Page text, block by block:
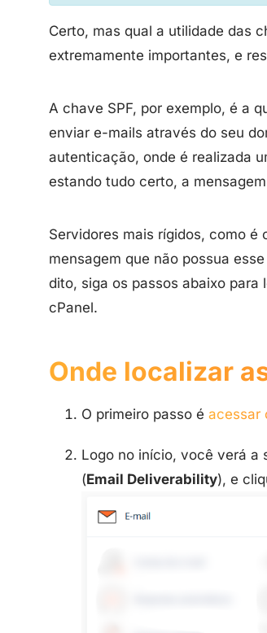
Certo, mas qual a utilidade das
extremamente importantes, e
A chave SPF, por exemplo, é a
enviar e-mails através do seu
autenticação, onde é realizada
estando tudo certo, a
Servidores mais rígidos, como é
mensagem que não possua
dito, siga os passos abaixo para
cPanel.
Onde localizar
O primeiro passo é acessar
Logo no início, você verá a
(Email Deliverability), e